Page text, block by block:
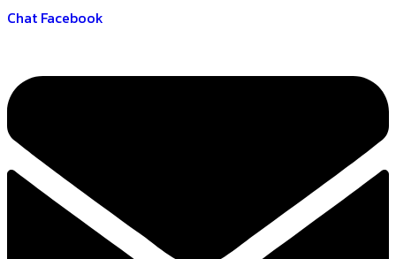
Chat Facebook